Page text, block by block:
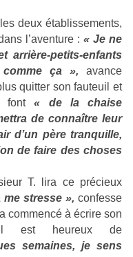
deux établissements,
l’aventure : « Je ne
arrière-petits-enfants
ça », avance
quitter son fauteuil et
font« de la chaise
de connaître leur
d’un père tranquille,
de faire des choses
T. lira ce précieux
me stresse », confesse
commencé à écrire son
est heureux de
semaines, je sens